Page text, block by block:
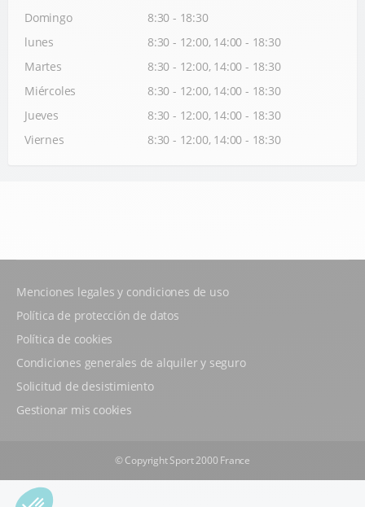
Domingo
8:30 - 18:30
lunes
8:30 - 12:00, 14:00 - 18:30
Martes
8:30 - 12:00, 14:00 - 18:30
Miércoles
8:30 - 12:00, 14:00 - 18:30
Jueves
8:30 - 12:00, 14:00 - 18:30
Viernes
8:30 - 12:00, 14:00 - 18:30
Menciones legales y condiciones de uso
Política de protección de datos
Política de cookies
Condiciones generales de alquiler y seguro
Solicitud de desistimiento
Gestionar mis cookies
© Copyright Sport 2000 France